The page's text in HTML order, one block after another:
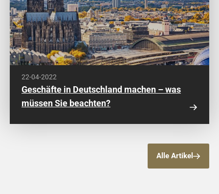
22-04-2022
Geschäfte in Deutschland machen – was
müssen Sie beachten?
Alle Artikel